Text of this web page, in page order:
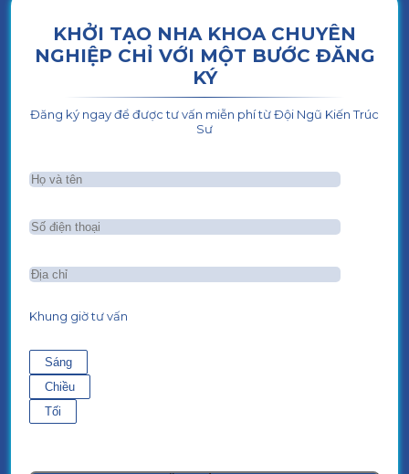
KHỞI TẠO NHA KHOA CHUYÊN
NGHIỆP CHỈ VỚI MỘT BƯỚC ĐĂNG
KÝ
Đăng ký ngay để được tư vấn miễn phí từ Đội Ngũ Kiến Trúc
Sư
Khung giờ tư vấn
Sáng
Chiều
Tối